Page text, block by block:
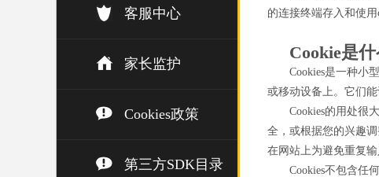
客服中心
家长监护
Cookies政策
第三方SDK目录
的连接终端存入和使用
Cookie是什
Cookies是一种小
或移动设备上。它们
Cookies的用处很
全，或根据您的兴趣
在网站上为避免重复输
Cookies不包含任